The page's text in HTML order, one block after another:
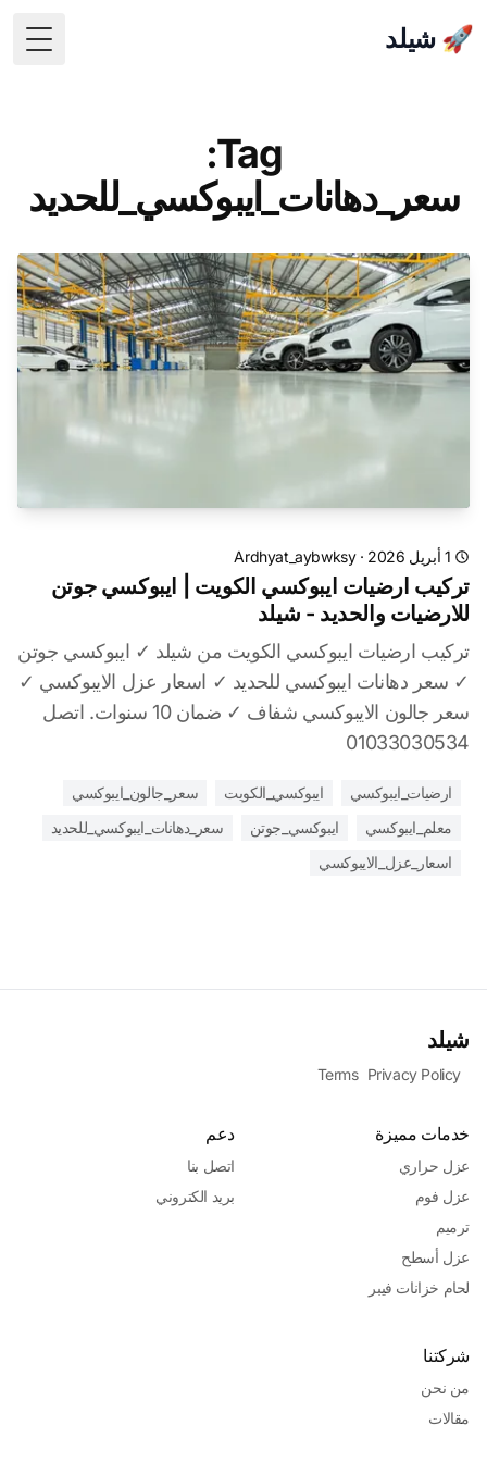
🚀 شيلد
Tag:
سعر_دهانات_ايبوكسي_للحديد
1 أبريل 2026 ·
Ardhyat_aybwksy
تركيب ارضيات ايبوكسي الكويت | ايبوكسي جوتن
للارضيات والحديد - شيلد
تركيب ارضيات ايبوكسي الكويت من شيلد ✓ ايبوكسي جوتن
✓ سعر دهانات ايبوكسي للحديد ✓ اسعار عزل الايبوكسي ✓
سعر جالون الايبوكسي شفاف ✓ ضمان 10 سنوات. اتصل
01033030534
ارضيات_ايبوكسي ايبوكسي_الكويت
سعر_جالون_ايبوكسي
معلم_ايبوكسي
ايبوكسي_جوتن
سعر_دهانات_ايبوكسي_للحديد
اسعار_عزل_الايبوكسي
شيلد
Terms Privacy Policy
خدمات مميزة
عزل حراري
عزل فوم
ترميم
عزل أسطح
لحام خزانات فيبر
دعم
اتصل بنا
بريد الكتروني
شركتنا
من نحن
مقالات